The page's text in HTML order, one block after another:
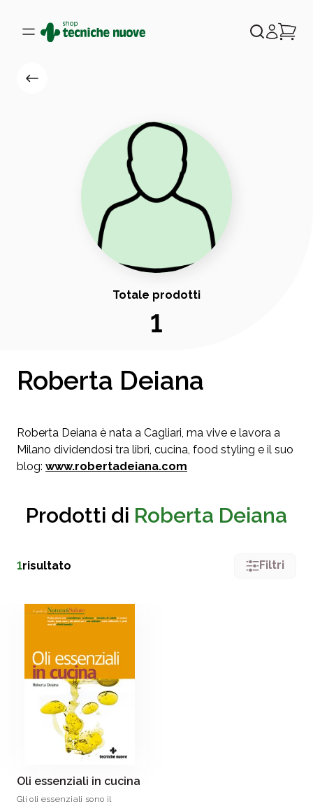
Totale prodotti
1
Roberta Deiana
Roberta Deiana è nata a Cagliari, ma vive e lavora a
Milano dividendosi tra libri, cucina, food styling e il suo
blog: www.robertadeiana.com
Prodotti di Roberta Deiana
1risultato Filtri
Oli essenziali in cucina
Gli oli essenziali sono il